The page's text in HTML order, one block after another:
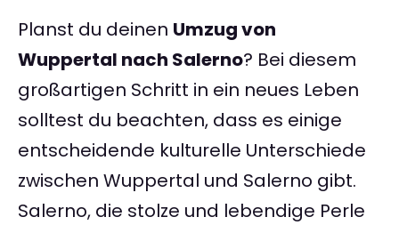
Planst du deinen Umzug von
Wuppertal nach Salerno? Bei diesem
großartigen Schritt in ein neues Leben
solltest du beachten, dass es einige
entscheidende kulturelle Unterschiede
zwischen Wuppertal und Salerno gibt.
Salerno, die stolze und lebendige Perle